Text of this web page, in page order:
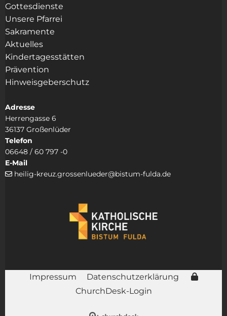
Gottesdienste
Unsere Pfarrei
Sakramente
Aktuelles
Kindertagesstätten
Prävention
Hinweisgeberschutz
Adresse
Herrengasse 6
36137 Großenlüder
Telefon
06648 / 60 797 -0
E-Mail
 heilig-kreuz.grossenlueder@bistum-fulda.de
Impressum
Datenschutzerklärung
ChurchDesk-Login